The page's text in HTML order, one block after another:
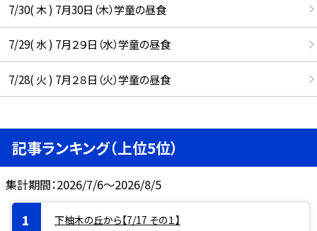
7/30( 木 ) 7月30日（木）学童の昼食
7/29( 水 ) 7月２９日（水）学童の昼食
7/28( 火 ) 7月２８日（火）学童の昼食
記事ランキング（上位5位）
集計期間：2026/7/6～2026/8/5
下柚木の丘から【7/17 その１】